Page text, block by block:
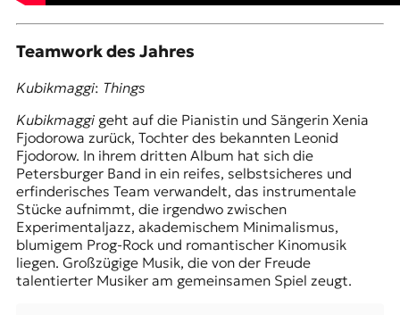
Teamwork des Jahres
Kubikmaggi: Things
Kubikmaggigeht auf die Pianistin und Sängerin Xenia
Fjodorowa zurück, Tochter des bekannten Leonid
Fjodorow. In ihrem dritten Album hat sich die
Petersburger Band in ein reifes, selbstsicheres und
erfinderisches Team verwandelt, das instrumentale
Stücke aufnimmt, die irgendwo zwischen
Experimentaljazz, akademischem Minimalismus,
blumigem Prog-Rock und romantischer Kinomusik
liegen. Großzügige Musik, die von der Freude
talentierter Musiker am gemeinsamen Spiel zeugt.